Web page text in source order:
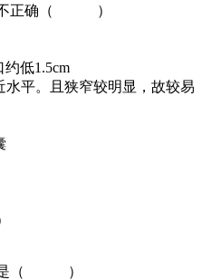
不正确（ ）
低1.5cm
平。且狭窄较明显，故较易
群是（ ）